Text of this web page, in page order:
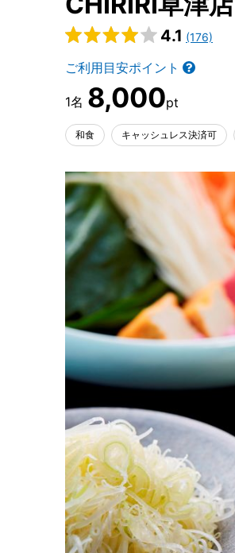
4.1 (176)
ご利用目安ポイント
8,000
和食 キャッシュレス決済可